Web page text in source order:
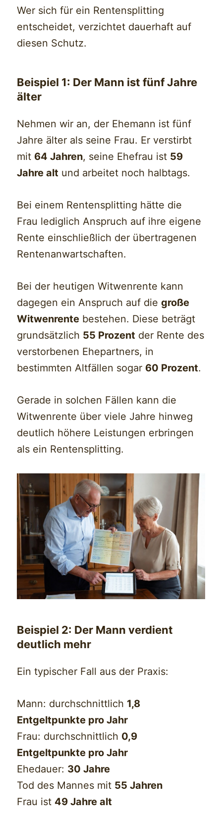
Wer sich für ein Rentensplitting
entscheidet, verzichtet dauerhaft auf
diesen Schutz.
Beispiel 1: Der Mann ist fünf Jahre
älter
Nehmen wir an, der Ehemann ist fünf
Jahre älter als seine Frau. Er verstirbt
mit 64 Jahren, seine Ehefrau ist 59
Jahre alt und arbeitet noch halbtags.
Bei einem Rentensplitting hätte die
Frau lediglich Anspruch auf ihre eigene
Rente einschließlich der übertragenen
Rentenanwartschaften.
Bei der heutigen Witwenrente kann
dagegen ein Anspruch auf diegroße
Witwenrente bestehen. Diese beträgt
grundsätzlich 55 Prozent der Rente des
verstorbenen Ehepartners, in
bestimmten Altfällen sogar 60 Prozent.
Gerade in solchen Fällen kann die
Witwenrente über viele Jahre hinweg
deutlich höhere Leistungen erbringen
als ein Rentensplitting.
Beispiel 2: Der Mann verdient
deutlich mehr
Ein typischer Fall aus der Praxis:
Mann: durchschnittlich 1,8
Entgeltpunkte pro Jahr
Frau: durchschnittlich 0,9
Entgeltpunkte pro Jahr
Ehedauer: 30 Jahre
Tod des Mannes mit 55 Jahren
Frau ist 49 Jahre alt